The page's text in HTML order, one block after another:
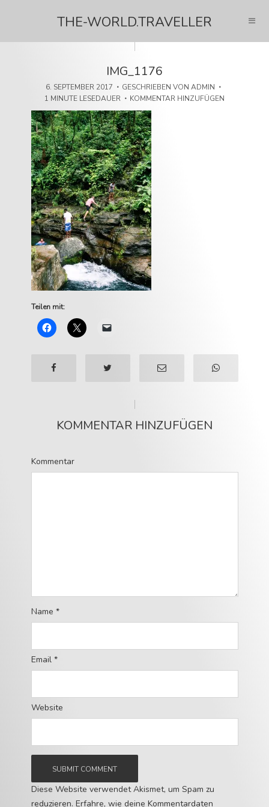
THE-WORLD.TRAVELLER
IMG_1176
6. SEPTEMBER 2017 GESCHRIEBEN VON ADMIN
1 MINUTE LESEDAUER
KOMMENTAR HINZUFÜGEN
Teilen mit:
KOMMENTAR HINZUFÜGEN
Kommentar
Name *
Email *
Website
Diese Website verwendet Akismet, um Spam zu
reduzieren. Erfahre, wie deine Kommentardaten